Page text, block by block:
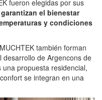
fueron elegidas por sus
garantizan el bienestar
y condiciones
también forman
desarrollo de Argencons de
propuesta residencial,
se integran en una